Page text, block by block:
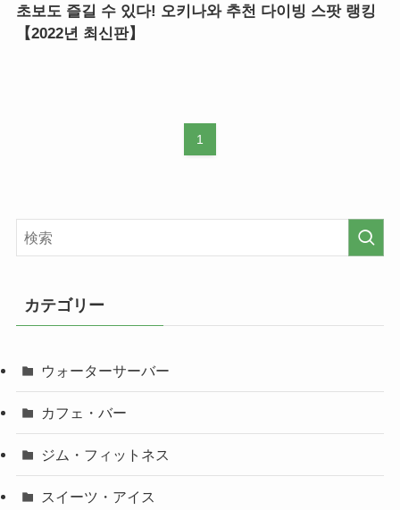
초보도 즐길 수 있다! 오키나와 추천 다이빙 스팟 랭킹
【2022년 최신판】
1
カテゴリー
ウォーターサーバー
カフェ・バー
ジム・フィットネス
スイーツ・アイス